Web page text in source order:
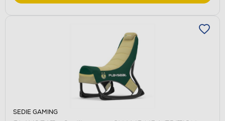
SEDIE GAMING